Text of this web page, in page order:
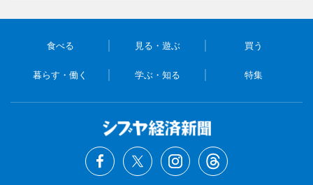
食べる 見る・遊ぶ 買う
暮らす・働く 学ぶ・知る 特集